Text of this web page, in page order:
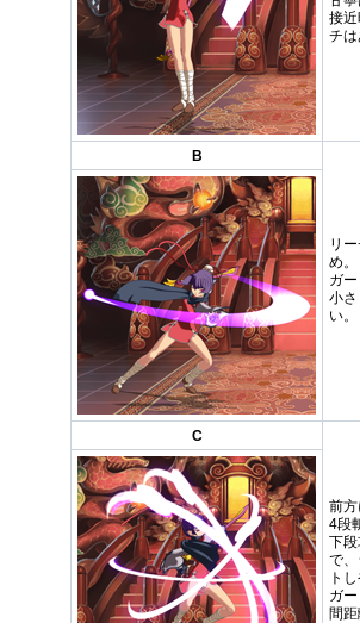
接
チ
B
リ
め。
ガ
小
い。
C
前
4段
下
で
ト
ガ
間